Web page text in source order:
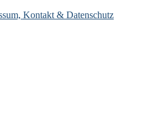
Kontakt & Datenschutz